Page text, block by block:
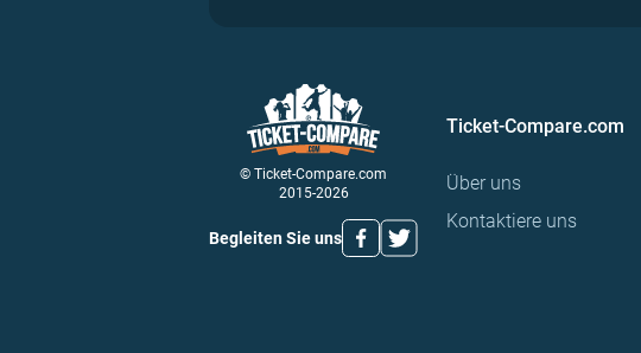
© Ticket-Compare.com
2015-2026
Begleiten Sie uns
Ticket-Compare.com
Über uns
Kontaktiere uns